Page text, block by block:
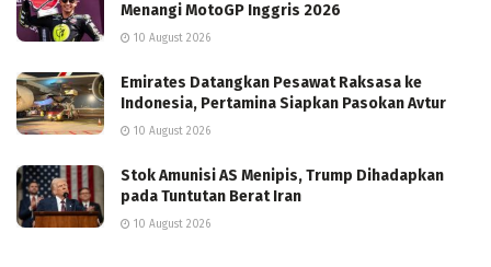
Menangi MotoGP Inggris 2026
10 August 2026
Emirates Datangkan Pesawat Raksasa ke
Indonesia, Pertamina Siapkan Pasokan Avtur
10 August 2026
Stok Amunisi AS Menipis, Trump Dihadapkan
pada Tuntutan Berat Iran
10 August 2026